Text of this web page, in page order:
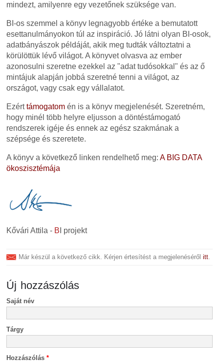
mindezt, amilyenre egy vezetőnek szüksége van.
BI-os szemmel a könyv legnagyobb értéke a bemutatott
esettanulmányokon túl az inspiráció. Jó látni olyan BI-osok,
adatbányászok példáját, akik meg tudták változtatni a
körülöttük lévő világot. A könyvet olvasva az ember
azonosulni szeretne ezekkel az "adat tudósokkal" és az ő
mintájuk alapján jobbá szeretné tenni a világot, az
országot, vagy csak egy vállalatot.
Ezérttámogatom én is a könyv megjelenését. Szeretném,
hogy minél több helyre eljusson a döntéstámogató
rendszerek igéje és ennek az egész szakmának a
szépsége és szeretete.
A könyv a következő linken rendelhető meg:A BIG DATA
ökoszisztémája
Kővári Attila - B I projekt
Már készül a következő cikk. Kérjen értesítést a megjelenésérőlitt.
Új hozzászólás
Saját név
Tárgy
Hozzászólás*